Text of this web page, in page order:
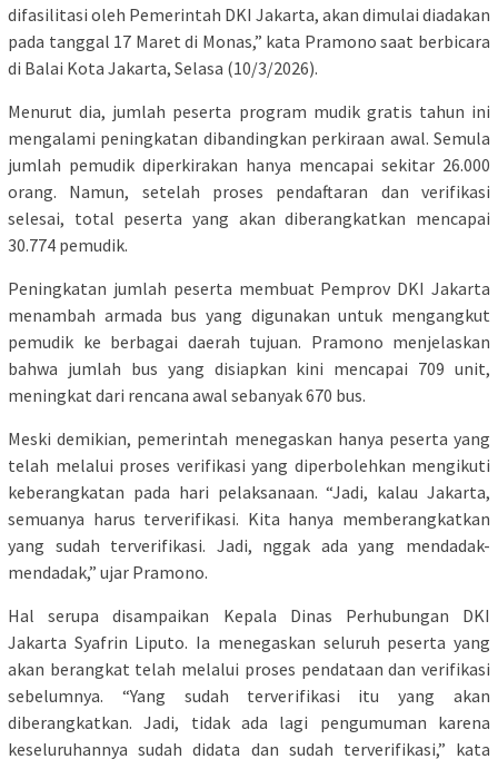
difasilitasi oleh Pemerintah DKI Jakarta, akan dimulai diadakan
pada tanggal 17 Maret di Monas,” kata Pramono saat berbicara
di Balai Kota Jakarta, Selasa (10/3/2026).
Menurut dia, jumlah peserta program mudik gratis tahun ini
mengalami peningkatan dibandingkan perkiraan awal. Semula
jumlah pemudik diperkirakan hanya mencapai sekitar 26.000
orang. Namun, setelah proses pendaftaran dan verifikasi
selesai, total peserta yang akan diberangkatkan mencapai
30.774 pemudik.
Peningkatan jumlah peserta membuat Pemprov DKI Jakarta
menambah armada bus yang digunakan untuk mengangkut
pemudik ke berbagai daerah tujuan. Pramono menjelaskan
bahwa jumlah bus yang disiapkan kini mencapai 709 unit,
meningkat dari rencana awal sebanyak 670 bus.
Meski demikian, pemerintah menegaskan hanya peserta yang
telah melalui proses verifikasi yang diperbolehkan mengikuti
keberangkatan pada hari pelaksanaan. “Jadi, kalau Jakarta,
semuanya harus terverifikasi. Kita hanya memberangkatkan
yang sudah terverifikasi. Jadi, nggak ada yang mendadak-
mendadak,” ujar Pramono.
Hal serupa disampaikan Kepala Dinas Perhubungan DKI
Jakarta Syafrin Liputo. Ia menegaskan seluruh peserta yang
akan berangkat telah melalui proses pendataan dan verifikasi
sebelumnya. “Yang sudah terverifikasi itu yang akan
diberangkatkan. Jadi, tidak ada lagi pengumuman karena
keseluruhannya sudah didata dan sudah terverifikasi,” kata